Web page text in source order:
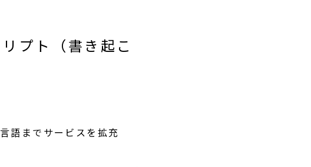
プト（書き起こ
語までサービスを拡充